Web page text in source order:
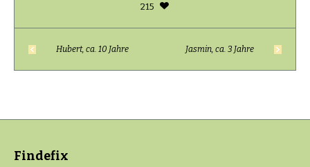
215
Hubert, ca. 10 Jahre Jasmin, ca. 3 Jahre
Findefix